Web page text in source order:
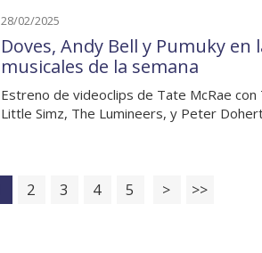
28/02/2025
Doves, Andy Bell y Pumuky en
musicales de la semana
Estreno de videoclips de Tate McRae con
Little Simz, The Lumineers, y Peter
2 3 4 5 > >>